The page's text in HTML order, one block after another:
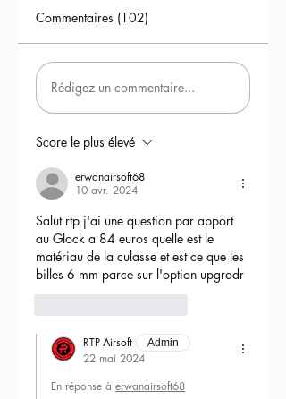
Commentaires (102)
Rédigez un commentaire...
Score le plus élevé
erwanairsoft68
10 avr. 2024
Salut rtp j'ai une question par apport
au Glock a 84 euros quelle est le
matériau de la culasse et est ce que les
billes 6 mm parce sur l'option upgradr
RTP-Airsoft Admin
22 mai 2024
En réponse à erwanairsoft68